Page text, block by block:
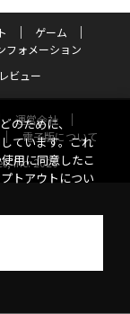
ゲーム
フォメーション
ビュー
運営会社
電子版について
Inc. 2026
のために、
ています。これ
用に同意したこ
トアウトについ